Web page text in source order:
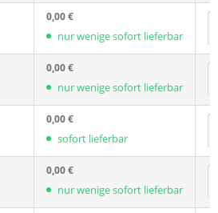
0,00 €
nur wenige sofort lieferbar
0,00 €
nur wenige sofort lieferbar
0,00 €
sofort lieferbar
0,00 €
nur wenige sofort lieferbar